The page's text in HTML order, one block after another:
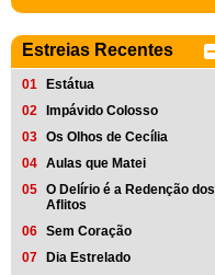
Estreias Recentes
01
Estátua
02
Impávido Colosso
03 Os Olhos de Cecília
04 Aulas que Matei
05 O Delírio é a Redenção dos
Aflitos
06 Sem Coração
07
Dia Estrelado